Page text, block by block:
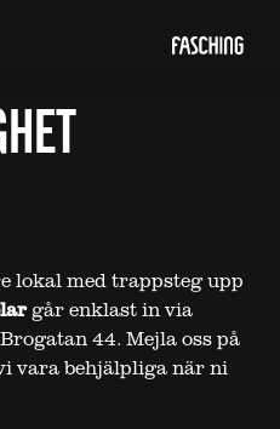
lokal med trappsteg upp
går enklast in via
44. Mejla oss på
vara behjälpliga när ni